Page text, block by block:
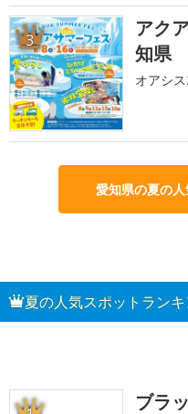
3
アク
知県
オアシ
愛知県の夏の
夏の人気スポットランキ
ブラ